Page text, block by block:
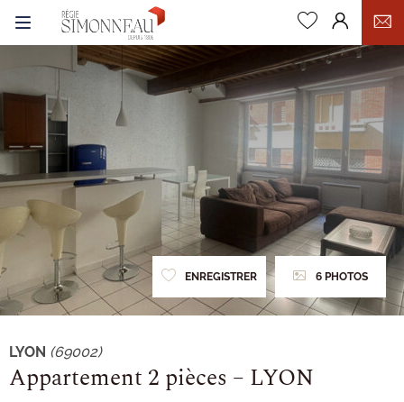
ENREGISTRER 6 PHOTOS
LYON (69002)
Appartement 2 pièces – LYON